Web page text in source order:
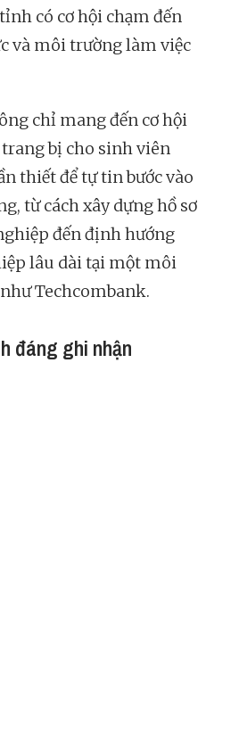
có cơ hội chạm đến
và môi trường làm việc
chỉ mang đến cơ hội
bị cho sinh viên
thiết để tự tin bước vào
từ cách xây dựng hồ sơ
đến định hướng
lâu dài tại một môi
Techcombank.
đáng ghi nhận